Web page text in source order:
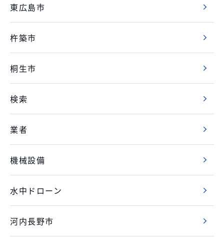
東広島市
杵築市
桐生市
検索
業者
機械設備
水中ドローン
河内長野市